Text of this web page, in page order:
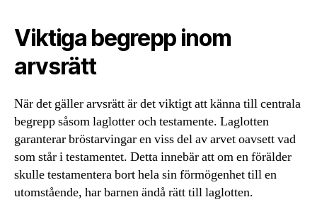
Viktiga begrepp inom
arvsrätt
När det gäller arvsrätt är det viktigt att känna till centrala
begrepp såsom laglotter och testamente. Laglotten
garanterar bröstarvingar en viss del av arvet oavsett vad
som står i testamentet. Detta innebär att om en förälder
skulle testamentera bort hela sin förmögenhet till en
utomstående, har barnen ändå rätt till laglotten.